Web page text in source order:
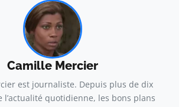
Camille Mercier
est journaliste. Depuis plus de dix
l’actualité quotidienne, les bons plans